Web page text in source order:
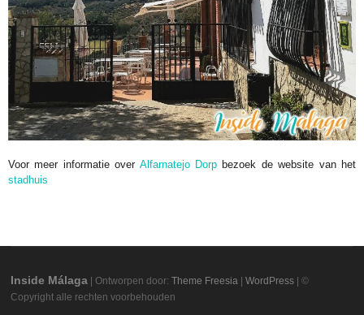
Voor meer informatie over Alfarnatejo Dorp bezoek de website van het
stadhuis
Inside Málaga | Ontworpen door:Theme Freesia |WordPress | ©
Copyright alle rechten voorbehouden